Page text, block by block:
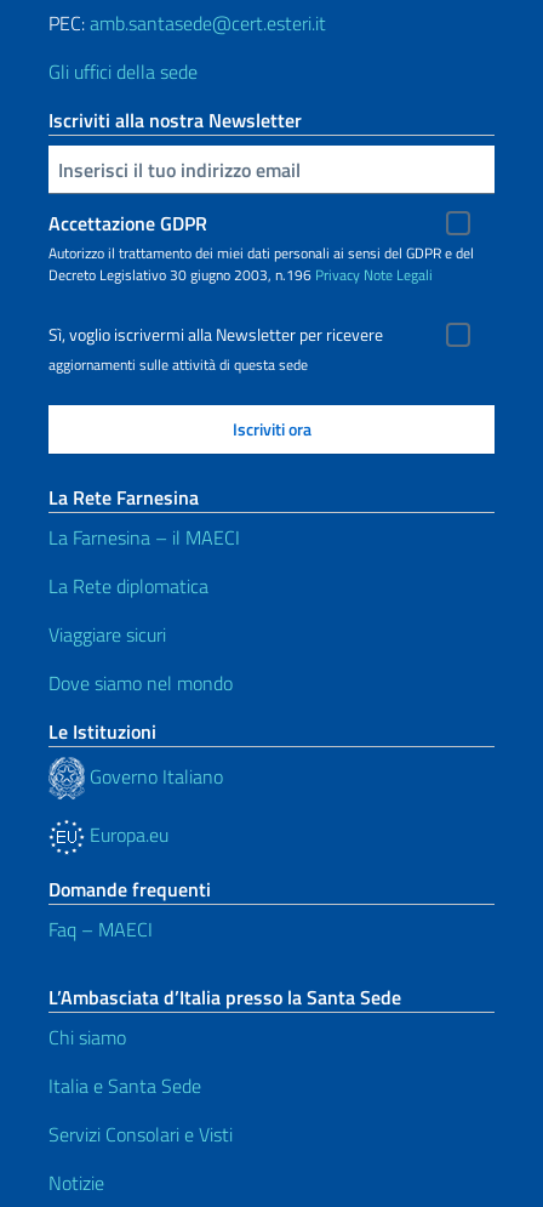
PEC:amb.santasede@cert.esteri.it
Gli uffici della sede
Iscriviti alla nostra Newsletter
Inserisci la tua email
Accettazione GDPR
Autorizzo il trattamento dei miei dati personali ai sensi del GDPR e del
Decreto Legislativo 30 giugno 2003, n.196 Privacy Note Legali
Sì, voglio iscrivermi alla Newsletter per ricevere
aggiornamenti sulle attività di questa sede
La Rete Farnesina
La Farnesina – il MAECI
La Rete diplomatica
Viaggiare sicuri
Dove siamo nel mondo
Le Istituzioni
Governo Italiano
Europa.eu
Domande frequenti
Faq – MAECI
L’Ambasciata d’Italia presso la Santa Sede
Chi siamo
Italia e Santa Sede
Servizi Consolari e Visti
Notizie